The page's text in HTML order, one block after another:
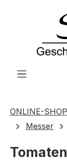
Zum Hauptinhalt
ONLINE-SHOP
Messer